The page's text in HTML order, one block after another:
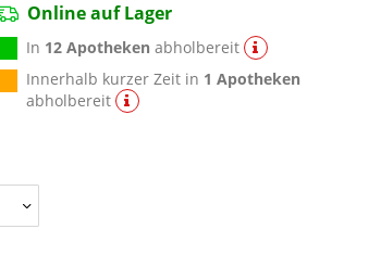
Online auf Lager
In 12 Apotheken abholbereit
Innerhalb kurzer Zeit in 1 Apotheken
abholbereit